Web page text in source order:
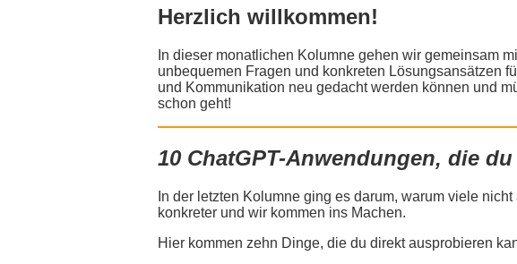
Herzlich willkommen!
In dieser monatlichen Kolumne gehen wir gemeinsam
unbequemen Fragen und konkreten Lösungsansätzen
und Kommunikation neu gedacht werden können und
schon geht!
10 ChatGPT-Anwendungen, die
In der letzten Kolumne ging es darum, warum viele
konkreter und wir kommen ins Machen.
Hier kommen zehn Dinge, die du direkt ausprobieren